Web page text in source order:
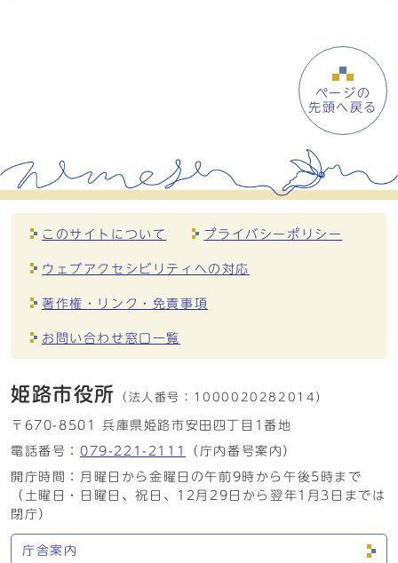
ページの
先頭へ戻る
このサイトについて プライバシーポリシー
ウェブアクセシビリティへの対応
著作権・リンク・免責事項
お問い合わせ窓口一覧
姫路市役所 （法人番号： 1000020282014）
〒670-8501 兵庫県姫路市安田四丁目1番地
電話番号： 079-221-2111
（庁内番号案内）
開庁時間：月曜日から金曜日の午前9時から午後5時まで
（土曜日・日曜日、祝日、12月29日から翌年1月3日までは
閉庁）
庁舎案内